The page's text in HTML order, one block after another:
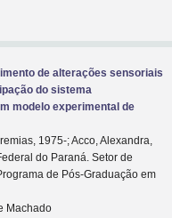
de alterações sensoriais
do sistema
modelo experimental de
1975-; Acco, Alexandra,
do Paraná. Setor de
de Pós-Graduação em
Machado